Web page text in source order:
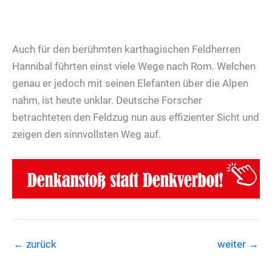
Auch für den berühmten karthagischen Feldherren
Hannibal führten einst viele Wege nach Rom. Welchen
genau er jedoch mit seinen Elefanten über die Alpen
nahm, ist heute unklar. Deutsche Forscher
betrachteten den Feldzug nun aus effizienter Sicht und
zeigen den sinnvollsten Weg auf.
← zurück weiter →